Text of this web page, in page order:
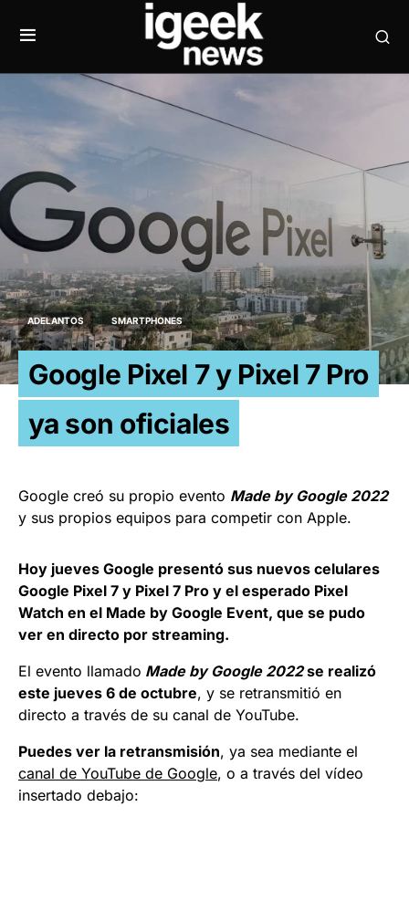
ADELANTOS SMARTPHONES
Google Pixel 7 y Pixel 7 Pro
ya son oficiales
Google creó su propio evento Made by Google 2022
y sus propios equipos para competir con Apple.
Hoy jueves Google presentó sus nuevos celulares
Google Pixel 7 y Pixel 7 Pro y el esperado Pixel
Watch en el Made by Google Event, que se pudo
ver en directo por streaming.
El evento llamado Made by Google 2022se realizó
este jueves 6 de octubre, y se retransmitió en
directo a través de su canal de YouTube.
Puedes ver la retransmisión, ya sea mediante el
canal de YouTube de Google, o a través del vídeo
insertado debajo: